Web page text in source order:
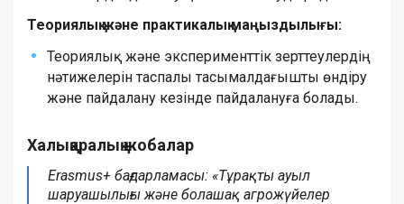
Теориялық және практикалық маңыздылығы:
Теориялық және эксперименттік зерттеулердің
нәтижелерін таспалы тасымалдағышты өндіру
және пайдалану кезінде пайдалануға болады.
Халықаралық жобалар
Erasmus+ бағдарламасы: «Тұрақты ауыл
шаруашылығы және болашақ агрожүйелер